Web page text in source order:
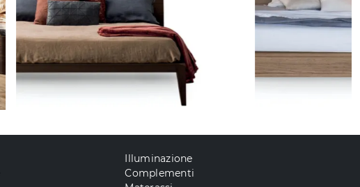
Illuminazione
Complementi